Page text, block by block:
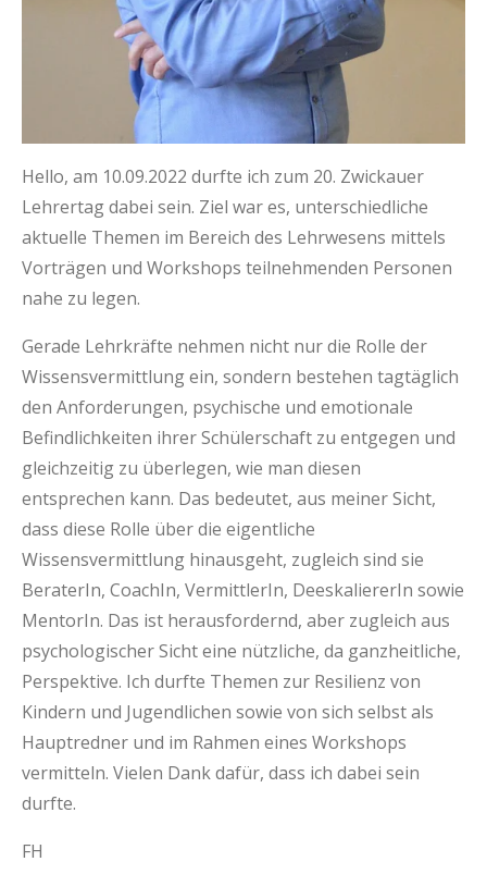
Hello, am 10.09.2022 durfte ich zum 20. Zwickauer
Lehrertag dabei sein. Ziel war es, unterschiedliche
aktuelle Themen im Bereich des Lehrwesens mittels
Vorträgen und Workshops teilnehmenden Personen
nahe zu legen.
Gerade Lehrkräfte nehmen nicht nur die Rolle der
Wissensvermittlung ein, sondern bestehen tagtäglich
den Anforderungen, psychische und emotionale
Befindlichkeiten ihrer Schülerschaft zu entgegen und
gleichzeitig zu überlegen, wie man diesen
entsprechen kann. Das bedeutet, aus meiner Sicht,
dass diese Rolle über die eigentliche
Wissensvermittlung hinausgeht, zugleich sind sie
BeraterIn, CoachIn, VermittlerIn, DeeskaliererIn sowie
MentorIn. Das ist herausfordernd, aber zugleich aus
psychologischer Sicht eine nützliche, da ganzheitliche,
Perspektive. Ich durfte Themen zur Resilienz von
Kindern und Jugendlichen sowie von sich selbst als
Hauptredner und im Rahmen eines Workshops
vermitteln. Vielen Dank dafür, dass ich dabei sein
durfte.
FH